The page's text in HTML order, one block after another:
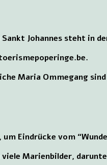
Sankt Johannes steht in
Maria Ommegang
Eindrücke vom
viele Marienbilder,